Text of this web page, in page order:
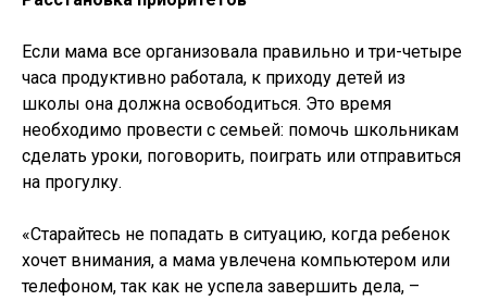
Если мама все организовала правильно и три-четыре
часа продуктивно работала, к приходу детей из
школы она должна освободиться. Это время
необходимо провести с семьей: помочь школьникам
сделать уроки, поговорить, поиграть или отправиться
на прогулку.
«Старайтесь не попадать в ситуацию, когда ребенок
хочет внимания, а мама увлечена компьютером или
телефоном, так как не успела завершить дела, –